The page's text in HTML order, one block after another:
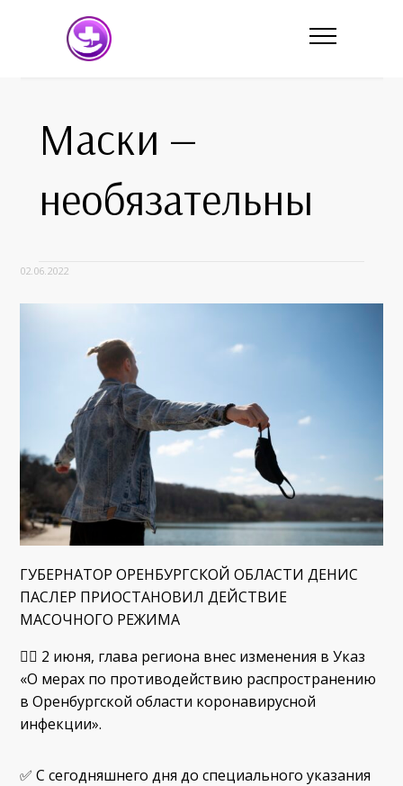
Маски —
необязательны
02.06.2022
ГУБЕРНАТОР ОРЕНБУРГСКОЙ ОБЛАСТИ ДЕНИС
ПАСЛЕР ПРИОСТАНОВИЛ ДЕЙСТВИЕ
МАСОЧНОГО РЕЖИМА
✍🏻 2 июня, глава региона внес изменения в Указ
«О мерах по противодействию распространению
в Оренбургской области коронавирусной
инфекции».
✅ С сегодняшнего дня до специального указания